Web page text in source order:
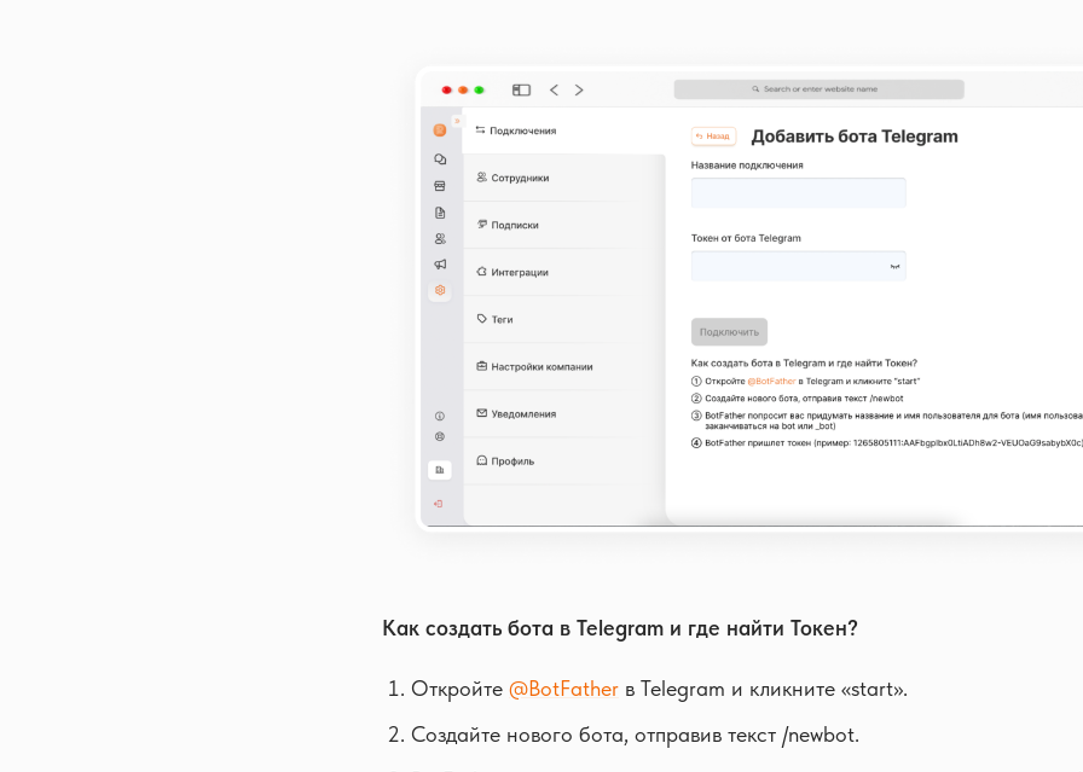
Как создать бота в Telegram и где найти Токен?
Откройте @BotFather в Telegram и кликните «start».
Создайте нового бота, отправив текст /newbot.